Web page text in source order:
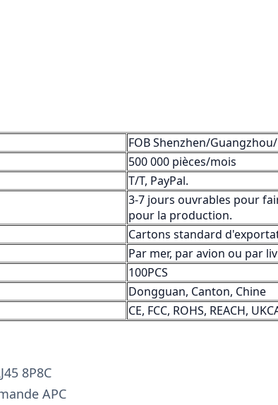
FOB Shenzhen/
500 000 pièces/mois
T/T, PayPal.
3-7 jours ouvrables pour
pour la production.
Cartons standard
Par mer, par avion ou par
100PCS
Dongguan, Canton, Chine
CE, FCC, ROHS, REACH,
8P8C
APC